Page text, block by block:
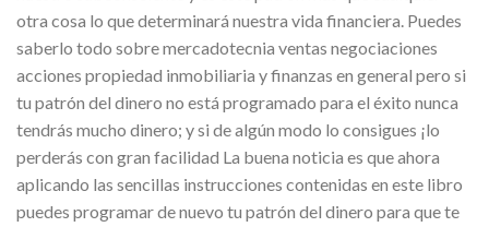
otra cosa lo que determinará nuestra vida financiera. Puedes
saberlo todo sobre mercadotecnia ventas negociaciones
acciones propiedad inmobiliaria y finanzas en general pero si
tu patrón del dinero no está programado para el éxito nunca
tendrás mucho dinero; y si de algún modo lo consigues ¡lo
perderás con gran facilidad La buena noticia es que ahora
aplicando las sencillas instrucciones contenidas en este libro
puedes programar de nuevo tu patrón del dinero para que te